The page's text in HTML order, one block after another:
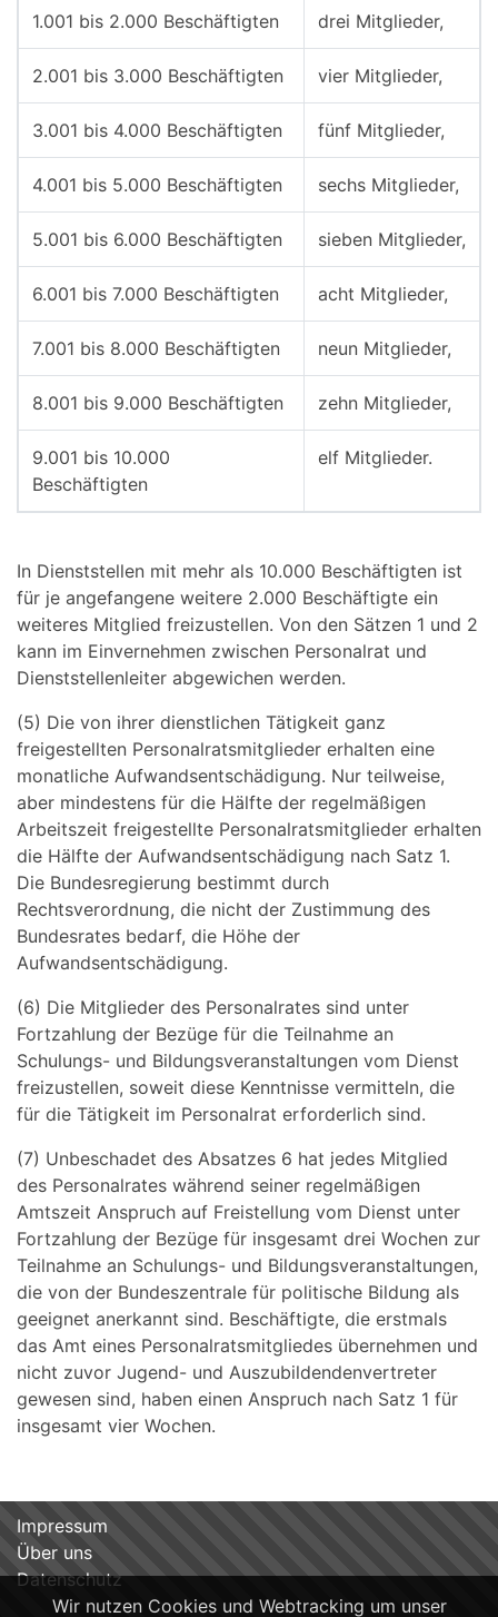
1.001 bis 2.000 Beschäftigten drei Mitglieder,
2.001 bis 3.000 Beschäftigten vier Mitglieder,
3.001 bis 4.000 Beschäftigten fünf Mitglieder,
4.001 bis 5.000 Beschäftigten sechs Mitglieder,
5.001 bis 6.000 Beschäftigten sieben Mitglieder,
6.001 bis 7.000 Beschäftigten acht Mitglieder,
7.001 bis 8.000 Beschäftigten neun Mitglieder,
8.001 bis 9.000 Beschäftigten zehn Mitglieder,
9.001 bis 10.000
Beschäftigten
elf Mitglieder.
In Dienststellen mit mehr als 10.000 Beschäftigten ist
für je angefangene weitere 2.000 Beschäftigte ein
weiteres Mitglied freizustellen. Von den Sätzen 1 und 2
kann im Einvernehmen zwischen Personalrat und
Dienststellenleiter abgewichen werden.
(5) Die von ihrer dienstlichen Tätigkeit ganz
freigestellten Personalratsmitglieder erhalten eine
monatliche Aufwandsentschädigung. Nur teilweise,
aber mindestens für die Hälfte der regelmäßigen
Arbeitszeit freigestellte Personalratsmitglieder erhalten
die Hälfte der Aufwandsentschädigung nach Satz 1.
Die Bundesregierung bestimmt durch
Rechtsverordnung, die nicht der Zustimmung des
Bundesrates bedarf, die Höhe der
Aufwandsentschädigung.
(6) Die Mitglieder des Personalrates sind unter
Fortzahlung der Bezüge für die Teilnahme an
Schulungs- und Bildungsveranstaltungen vom Dienst
freizustellen, soweit diese Kenntnisse vermitteln, die
für die Tätigkeit im Personalrat erforderlich sind.
(7) Unbeschadet des Absatzes 6 hat jedes Mitglied
des Personalrates während seiner regelmäßigen
Amtszeit Anspruch auf Freistellung vom Dienst unter
Fortzahlung der Bezüge für insgesamt drei Wochen zur
Teilnahme an Schulungs- und Bildungsveranstaltungen,
die von der Bundeszentrale für politische Bildung als
geeignet anerkannt sind. Beschäftigte, die erstmals
das Amt eines Personalratsmitgliedes übernehmen und
nicht zuvor Jugend- und Auszubildendenvertreter
gewesen sind, haben einen Anspruch nach Satz 1 für
insgesamt vier Wochen.
Wir nutzen Cookies und Webtracking um unser
Impressum
Über uns
Datenschutz